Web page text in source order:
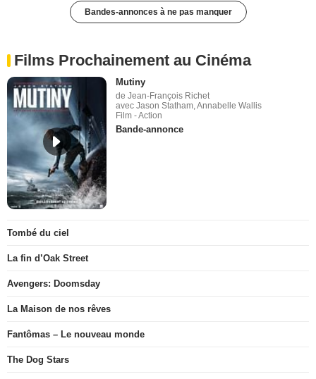
Bandes-annonces à ne pas manquer
Films Prochainement au Cinéma
Mutiny
de Jean-François Richet
avec Jason Statham, Annabelle Wallis
Film - Action
Bande-annonce
Tombé du ciel
La fin d’Oak Street
Avengers: Doomsday
La Maison de nos rêves
Fantômas – Le nouveau monde
The Dog Stars